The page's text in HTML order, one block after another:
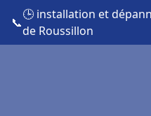
📞
🕒 installation et
de Roussillon